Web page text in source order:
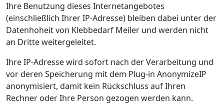
Ihre Benutzung dieses Internetangebotes
(einschließlich Ihrer IP-Adresse) bleiben dabei unter der
Datenhoheit von Klebbedarf Meiler und werden nicht
an Dritte weitergeleitet.
Ihre IP-Adresse wird sofort nach der Verarbeitung und
vor deren Speicherung mit dem Plug-in AnonymizeIP
anonymisiert, damit kein Rückschluss auf Ihren
Rechner oder Ihre Person gezogen werden kann.